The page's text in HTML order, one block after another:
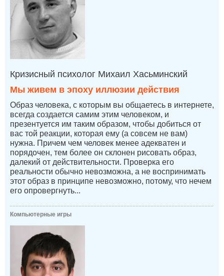
Кризисный психолог Михаил Хасьминский
Мы живем в эпоху иллюзии действия
Образ человека, с которым вы общаетесь в интернете,
всегда создается самим этим человеком, и
презентуется им таким образом, чтобы добиться от
вас той реакции, которая ему (а совсем не вам)
нужна. Причем чем человек менее адекватен и
порядочен, тем более он склонен рисовать образ,
далекий от действительности. Проверка его
реальности обычно невозможна, а не воспринимать
этот образ в принципе невозможно, потому, что нечем
его опровергнуть...
Компьютерные игры